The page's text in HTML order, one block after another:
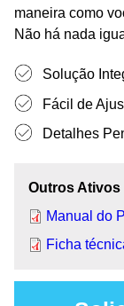
maneira como
Não há nada
Solução
Fácil de
Detalhes
Outros Ativos
Manual do
Ficha